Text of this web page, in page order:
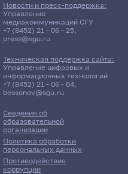
Сведения об
образовательной
организации
Политика обработки
персональных данных
Противодействие
коррупции
Новости и пресс-поддержка:
Управление
медиакоммуникаций СГУ
+7 (8452) 21 - 06 - 25,
press@sgu.ru
Техническая поддержка сайта:
Управление цифровых и
информационных технологий
+7 (8452) 21 - 06 - 64,
bessonov@sgu.ru